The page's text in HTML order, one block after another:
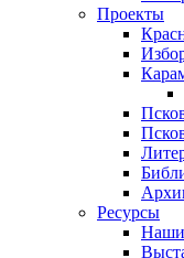
Проекты
Ресурсы
Наши